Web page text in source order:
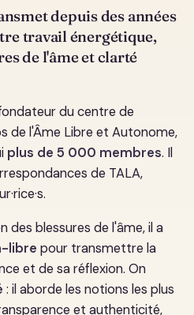
depuis des années
travail énergétique,
de l'âme et clarté
du centre de
de l'Âme Libre et Autonome,
plus de 5 000 membres. Il
de TALA,
des blessures de l'âme, il a
libre pour transmettre la
et de sa réflexion. On
: il aborde les notions les plus
et authenticité,